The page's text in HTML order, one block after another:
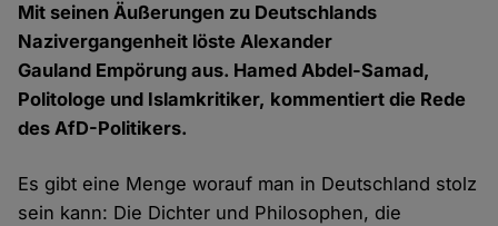
Mit seinen Äußerungen zu Deutschlands
Nazivergangenheit löste Alexander
Gauland Empörung aus. Hamed Abdel-Samad,
Politologe und Islamkritiker, kommentiert die Rede
des AfD-Politikers.
Es gibt eine Menge worauf man in Deutschland stolz
sein kann: Die Dichter und Philosophen, die